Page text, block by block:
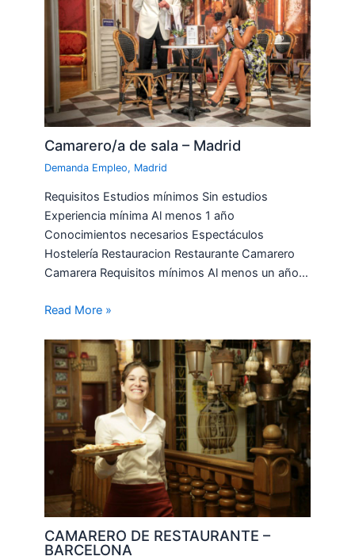
Camarero/a de sala – Madrid
Demanda Empleo, Madrid
Requisitos Estudios mínimos Sin estudios
Experiencia mínima Al menos 1 año
Conocimientos necesarios Espectáculos
Hostelería Restauracion Restaurante Camarero
Camarera Requisitos mínimos Al menos un año…
Read More »
CAMARERO DE RESTAURANTE –
BARCELONA